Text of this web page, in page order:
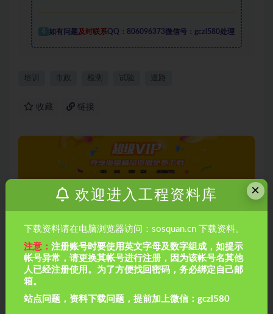
4 如有问题及时联系QQ：806096373微信号：gczl580处理
培训 市政 检测 试验 道路
收藏 链接
上一篇
市政隧道施工测量的任务误差及控制（PPT，共117
页）
下一篇
市政桥梁施工测量及细部施工放样（PPT，共118页）
×
欢迎进入工程资料库
下载资料请在电脑浏览器访问：sosquan.cn 下载资料。
注意：注册账号时要使用英文字母及数字组成，如提示
帐号异常，请更换其帐号进行注册，因为该帐号名其他
人已经注册使用。为了方便找回密码，务必绑定自己邮
箱。
站点问题，资料下载问题，提前加上微信：gczl580